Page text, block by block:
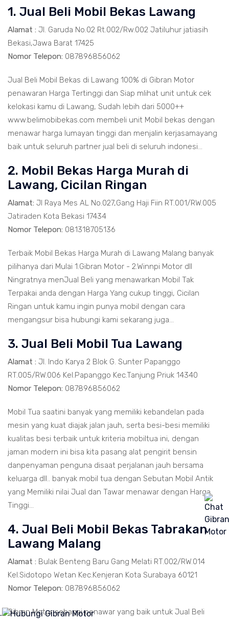
1. Jual Beli Mobil Bekas Lawang
Alamat : Jl. Garuda No.02 Rt.002/Rw.002 Jatiluhur jatiasih
Bekasi,Jawa Barat 17425
Nomor Telepon: 087896856062
Jual Beli Mobil Bekas di Lawang 100% di Gibran Motor
penawaran Harga Tertinggi dan Siap mlihat unit untuk cek
kelokasi kamu di Lawang, Sudah lebih dari 5000++
www.belimobibekas.com membeli unit Mobil bekas dengan
menawar harga lumayan tinggi dan menjalin kerjasamayang
baik untuk seluruh partner jual beli di seluruh indonesi...
2. Mobil Bekas Harga Murah di
Lawang, Cicilan Ringan
Alamat: Jl Raya Mes AL No.027,Gang Haji Fiin RT.001/RW.005
Jatiraden Kota Bekasi 17434
Nomor Telepon: 081318705136
Terbaik Mobil Bekas Harga Murah di Lawang Malang banyak
pilihanya dari Mulai 1.Gibran Motor - 2.Winnpi Motor dll
Ningratnya menJual Beli yang menawarkan Mobil Tak
Terpakai anda dengan Harga Yang cukup tinggi, Cicilan
Ringan untuk kamu ingin punya mobil dengan cara
mengangsur bisa hubungi kami sekarang juga...
3. Jual Beli Mobil Tua Lawang
Alamat : Jl. Indo Karya 2 Blok G. Sunter Papanggo
RT.005/RW.006 Kel.Papanggo Kec.Tanjung Priuk 14340
Nomor Telepon: 087896856062
Mobil Tua saatini banyak yang memiliki kebandelan pada
mesin yang kuat diajak jalan jauh, serta besi-besi memiliki
kualitas besi terbaik untuk kriteria mobiltua ini, dengan
jaman modern ini bisa kita pasang alat pengirit bensin
danpenyaman penguna disaat perjalanan jauh bersama
keluarga dll.. banyak mobil tua dengan Sebutan Mobil Antik
yang Memiliki nilai Jual dan Tawar menawar dengan Harga
Tinggi...
4. Jual Beli Mobil Bekas Tabrakan
Lawang Malang
Alamat : Bulak Benteng Baru Gang Melati RT.002/RW.014
Kel.Sidotopo Wetan Kec.Kenjeran Kota Surabaya 60121
Nomor Telepon: 087896856062
Gibran Motor sebagai penawar yang baik untuk Jual Beli
.